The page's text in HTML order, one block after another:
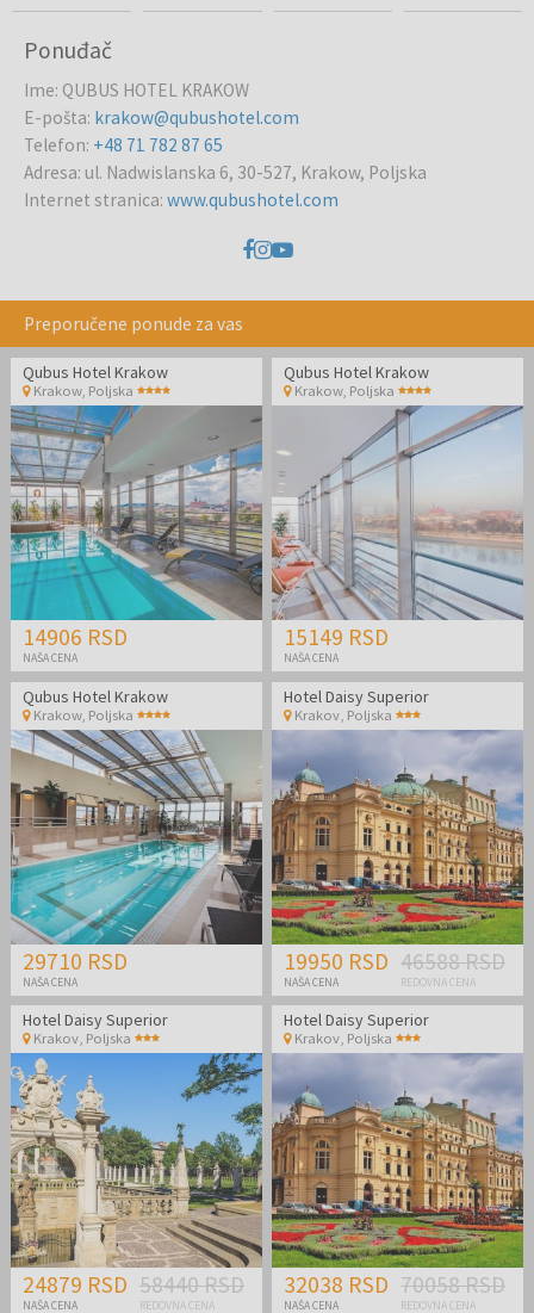
Ponuđač
Ime: QUBUS HOTEL KRAKOW
E-pošta: krakow@qubushotel.com
Telefon: +48 71 782 87 65
Adresa: ul. Nadwislanska 6, 30-527, Krakow, Poljska
Internet stranica: www.qubushotel.com
Preporučene ponude za vas
Qubus Hotel Krakow
Krakow, Poljska
14906 RSD
NAŠA CENA
Qubus Hotel Krakow
Krakow, Poljska
15149 RSD
NAŠA CENA
Qubus Hotel Krakow
Krakow, Poljska
29710 RSD
NAŠA CENA
Hotel Daisy Superior
Krakov Poljska
19950 RSD
NAŠA CENA
46588 RSD
REDOVNA CENA
Hotel Daisy Superior
Krakov, Poljska
24879 RSD
NAŠA CENA
58440 RSD
REDOVNA CENA
Hotel Daisy Superior
Krakov, Poljska
32038 RSD
NAŠA CENA
70058 RSD
REDOVNA CENA